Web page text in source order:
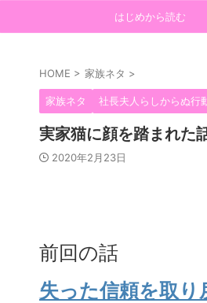
はじめから読む
HOME > 家族ネタ >
家族ネタ 社長夫人らしからぬ行
実家猫に顔を踏まれた
2020年2月23日
前回の話
失った信頼を取